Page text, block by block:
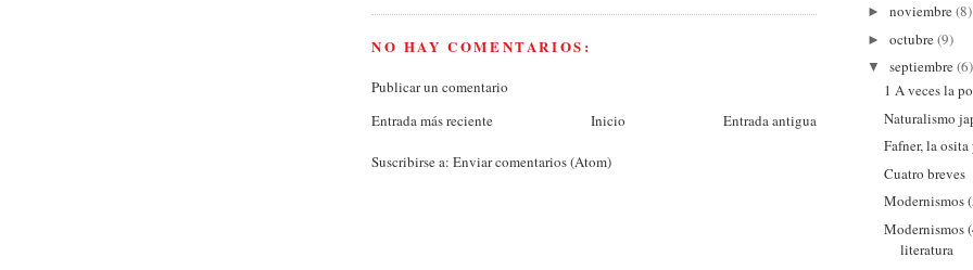
NO HAY COMENTARIOS:
Publicar un comentario
Entrada más reciente
Entrada antigua
Inicio
Suscribirse a: Enviar comentarios (Atom)
► noviembre(8)
► octubre(9)
▼ septiembre(6)
1 A veces la
Naturalismo
Fafner, la
Cuatro breves
Modernismos
Modernismos
literatura